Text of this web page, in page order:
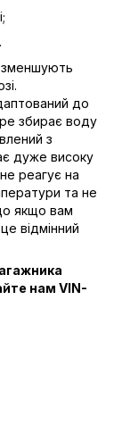
зменшують
до
збирає воду
з
дуже високу
не реагує на
та не
якщо вам
відмінний
нам VIN-